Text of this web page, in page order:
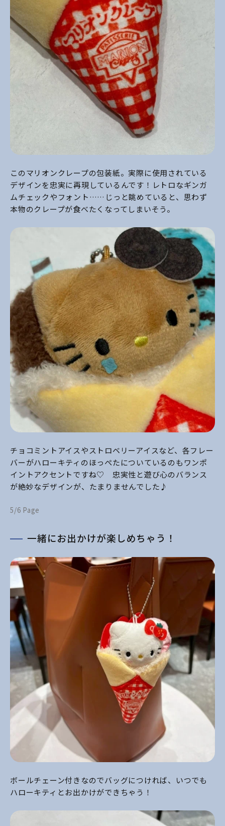
このマリオンクレープの包装紙。実際に使用されている
デザインを忠実に再現しているんです！レトロなギンガ
ムチェックやフォント……じっと眺めていると、思わず
本物のクレープが食べたくなってしまいそう。
チョコミントアイスやストロベリーアイスなど、各フレー
バーがハローキティのほっぺたについているのもワンポ
イントアクセントですね♡ 忠実性と遊び心のバランス
が絶妙なデザインが、たまりませんでした♪
5/6 Page
一緒にお出かけが楽しめちゃう！
ボールチェーン付きなのでバッグにつければ、いつでも
ハローキティとお出かけができちゃう！